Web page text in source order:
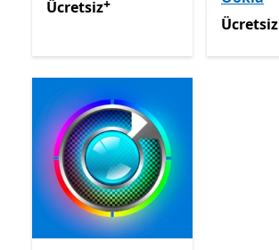
ÜcretsizOffers in app purchases
Ücretsiz+
Ücretsiz
Ücretsiz